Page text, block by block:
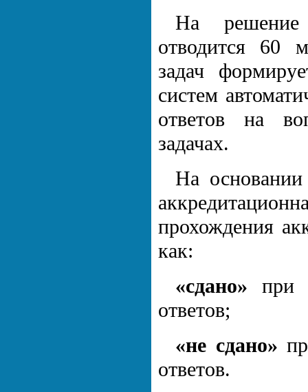
На решение
отводится 60
задач
систем
ответов на
задачах.
На основании
прохождения
как:
«сдано» при
ответов;
«не сдано»
ответов.